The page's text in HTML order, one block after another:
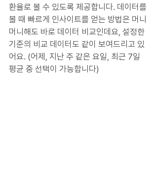
환율로 볼 수 있도록 제공합니다. 데이터를
볼 때 빠르게 인사이트를 얻는 방법은 머니
머니해도 바로 데이터 비교인데요, 설정한
기준의 비교 데이터도 같이 보여드리고 있
어요. (어제, 지난 주 같은 요일, 최근 7일
평균 중 선택이 가능합니다)